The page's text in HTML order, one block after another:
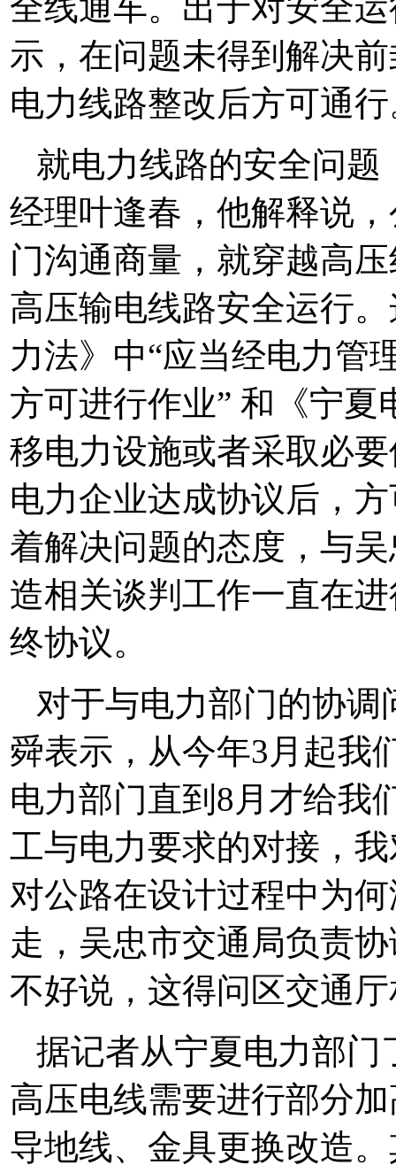
示，在问题未得到解决
电力线路整改后方可通
就电力线路的安全问
经理叶逢春，他解释说
门沟通商量，就穿越高
高压输电线路安全运行
力法》中“应当经电力管
方可进行作业” 和《宁夏
移电力设施或者采取必
电力企业达成协议后，
着解决问题的态度，与
造相关谈判工作一直在
终协议。
对于与电力部门的协
舜表示，从今年3月起我
电力部门直到8月才给我
工与电力要求的对接，
对公路在设计过程中为
走，吴忠市交通局负责
不好说，这得问区交通
据记者从宁夏电力部门
高压电线需要进行部分
导地线、金具更换改造